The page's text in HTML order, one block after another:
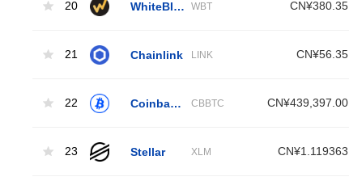
20 WBT CN¥380.35
21 Chainlink LINK CN¥56.35
22 CBBTC CN¥439,397.00
23 Stellar XLM CN¥1.119363